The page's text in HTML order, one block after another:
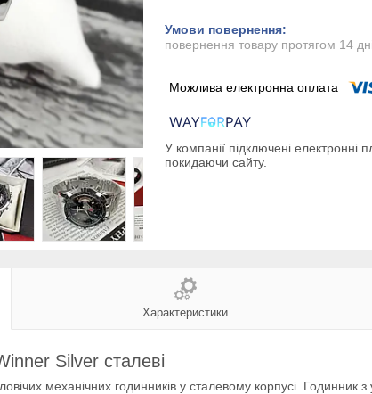
повернення товару протягом 14
У компанії підключені
покидаючи сайту.
Характеристики
Silver сталеві
механічних годинників у сталевому корпусі.